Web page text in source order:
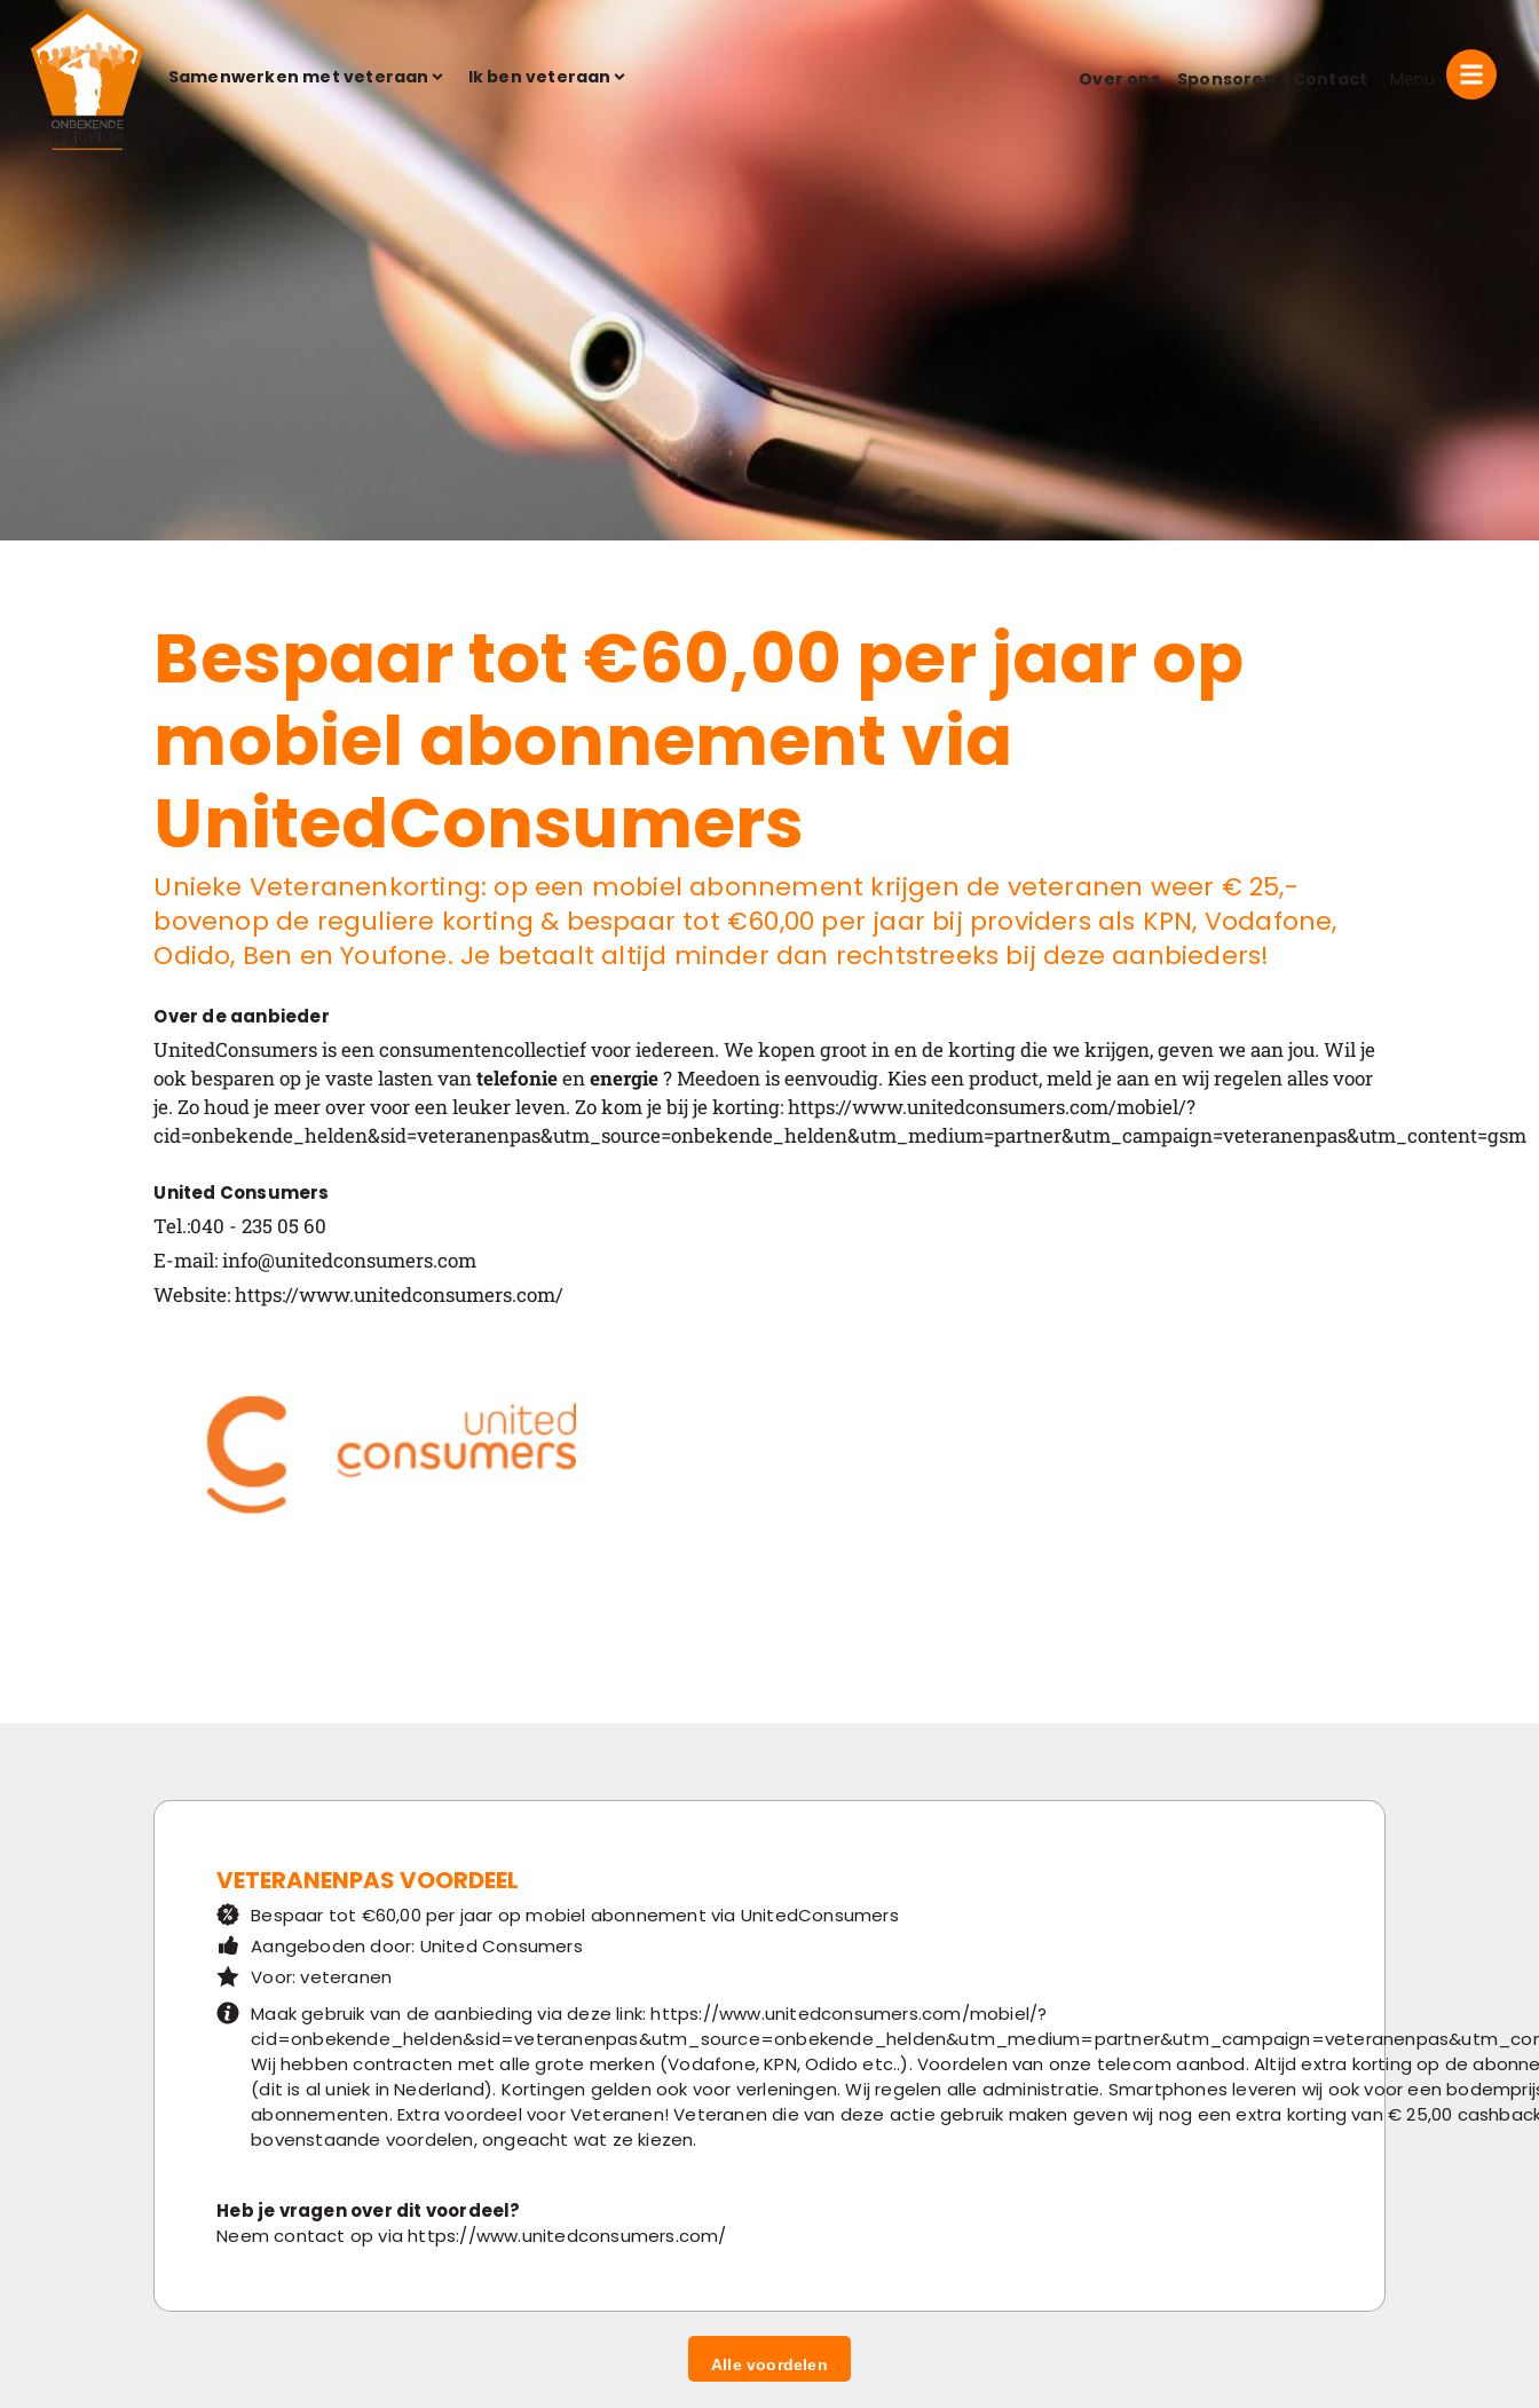
Samenwerken met veteraan Ik ben veteraan Over ons Sponsoren Contact Menu
Bespaar tot €60,00 per jaar op
mobiel abonnement via
UnitedConsumers
Unieke Veteranenkorting: op een mobiel abonnement krijgen de veteranen weer € 25,-
bovenop de reguliere korting & bespaar tot €60,00 per jaar bij providers als KPN, Vodafone,
Odido, Ben en Youfone. Je betaalt altijd minder dan rechtstreeks bij deze aanbieders!
Over de aanbieder
UnitedConsumers is een consumentencollectief voor iedereen. We kopen groot in en de korting die we krijgen, geven we aan jou. Wil je
ook besparen op je vaste lasten vantelefonieenenergie? Meedoen is eenvoudig. Kies een product, meld je aan en wij regelen alles voor
je. Zo houd je meer over voor een leuker leven. Zo kom je bij je korting:https://www.unitedconsumers.com/mobiel/?
cid=onbekende_helden&sid=veteranenpas&utm_source=onbekende_helden&utm_medium=partner&utm_campaign=veteranenpas&utm_content=gsm
United Consumers
Tel.:040 - 235 05 60
E-mail: info@unitedconsumers.com
Website: https://www.unitedconsumers.com/
VETERANENPAS VOORDEEL
Bespaar tot €60,00 per jaar op mobiel abonnement via UnitedConsumers
Aangeboden door: United Consumers
Voor: veteranen
Maak gebruik van de aanbieding via deze link: https://www.unitedconsumers.com/mobiel/?
Wij hebben contracten met alle grote merken (Vodafone, KPN, Odido etc..). Voordelen van onze telecom aanbod. Altijd extra korting op de
(dit is al uniek in Nederland). Kortingen gelden ook voor verleningen. Wij regelen alle administratie. Smartphones leveren wij ook voor een
abonnementen. Extra voordeel voor Veteranen! Veteranen die van deze actie gebruik maken geven wij nog een extra korting van € 25,00
bovenstaande voordelen, ongeacht wat ze kiezen.
Heb je vragen over dit voordeel?
Neem contact op via https://www.unitedconsumers.com/
Alle voordelen